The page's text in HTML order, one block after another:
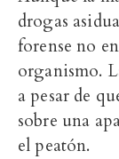
drogas
forense no
organismo.
a pesar de
sobre una
el peatón.